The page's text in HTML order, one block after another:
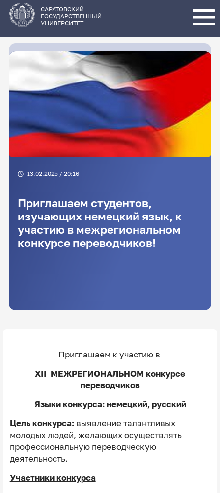
основному
содержанию
САРАТОВСКИЙ
ГОСУДАРСТВЕННЫЙ
УНИВЕРСИТЕТ
13.02.2025 / 20:16
Приглашаем студентов,
изучающих немецкий язык, к
участию в межрегиональном
конкурсе переводчиков!
Приглашаем к участию в
XII МЕЖРЕГИОНАЛЬНОМ конкурсе
переводчиков
Языки конкурса: немецкий, русский
Цель конкурса:выявление талантливых
молодых людей, желающих осуществлять
профессиональную переводческую
деятельность.
Участники конкурса